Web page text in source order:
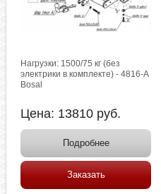
Нагрузки: 1500/75 кг (без
электрики в комплекте) - 4816-A
Bosal
Цена: 13810 руб.
Подробнее
Заказать